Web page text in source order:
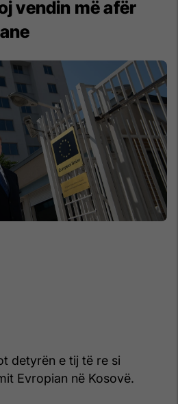
vendin më afër
detyrën e tij të re si
Evropian në Kosovë.